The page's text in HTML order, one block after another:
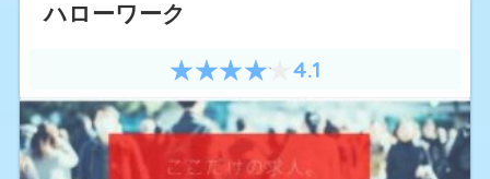
ハローワーク
4.1